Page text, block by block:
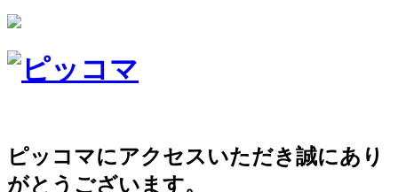
ピッコマにアクセスいただき誠にあり
がとうございます。